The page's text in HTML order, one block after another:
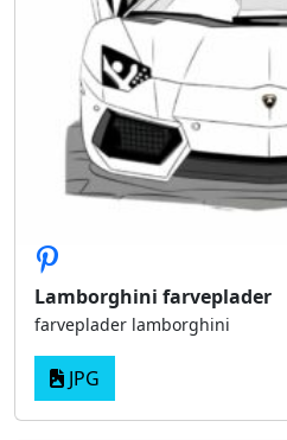
Lamborghini farveplader
farveplader lamborghini
JPG